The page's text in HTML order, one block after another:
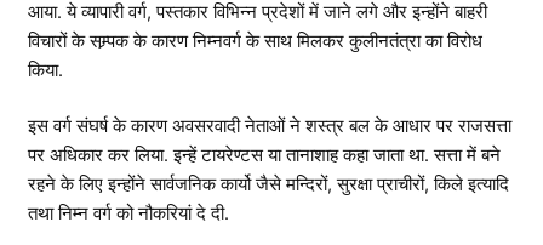
आया. ये व्यापारी वर्ग, पस्तकार विभिन्न प्रदेशों में जाने लगे और इन्होंने बाहरी
विचारों के सम्र्पक के कारण निम्नवर्ग के साथ मिलकर कुलीनतंत्रा का विरोध
किया.
इस वर्ग संघर्ष के कारण अवसरवादी नेताओं ने शस्त्र बल के आधार पर राजसत्ता
पर अधिकार कर लिया. इन्हें टायरेण्टस या तानाशाह कहा जाता था. सत्ता में बने
रहने के लिए इन्होंने सार्वजनिक कार्यो जैसे मन्दिरों, सुरक्षा प्राचीरों, किले इत्यादि
तथा निम्न वर्ग को नौकरियां दे दी.